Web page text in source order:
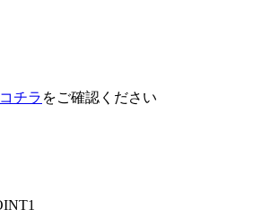
コチラ をご確認ください